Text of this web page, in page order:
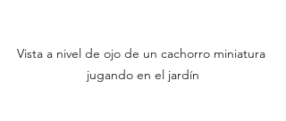
Vista a nivel de ojo de un cachorro miniatura
jugando en el jardín